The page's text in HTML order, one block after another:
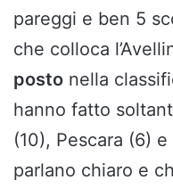
pareggi e ben 5
che colloca
posto nella
hanno fatto
(10), Pescara (6)
parlano chiaro e